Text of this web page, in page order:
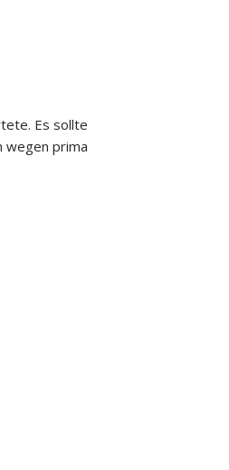
Es sollte
wegen prima